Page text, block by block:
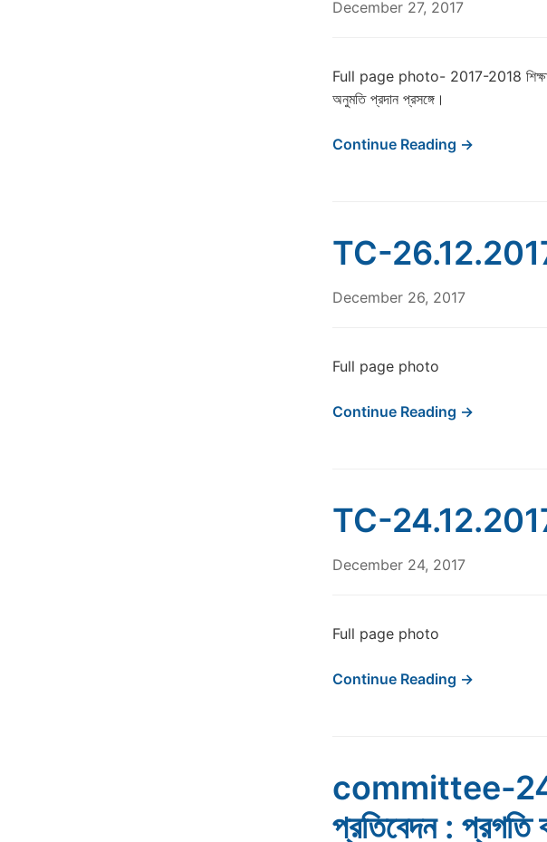
December 27, 2017
Full page photo- 2017-2018 শিক্ষাবর্ষে
অনুমতি প্রদান প্রসঙ্গে।
Continue Reading →
TC-
December 26, 2017
Full page photo
Continue Reading →
TC-
December 24, 2017
Full page photo
Continue Reading →
committee-
প্রতিবেদন : প্রগতি